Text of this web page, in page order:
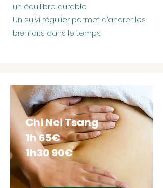
un équilibre durable.
Un suivi régulier permet d’ancrer les
bienfaits dans le temps.
Chi Nei Tsang
1h 65€
1h30 90€